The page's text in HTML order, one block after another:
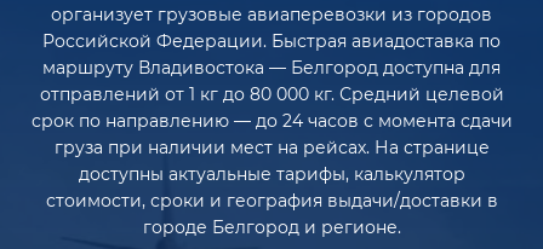
организует грузовые авиаперевозки из городов
Российской Федерации. Быстрая авиадоставка по
маршруту Владивостока — Белгород доступна для
отправлений от 1 кг до 80 000 кг. Средний целевой
срок по направлению — до 24 часов с момента сдачи
груза при наличии мест на рейсах. На странице
доступны актуальные тарифы, калькулятор
стоимости, сроки и география выдачи/доставки в
городе Белгород и регионе.